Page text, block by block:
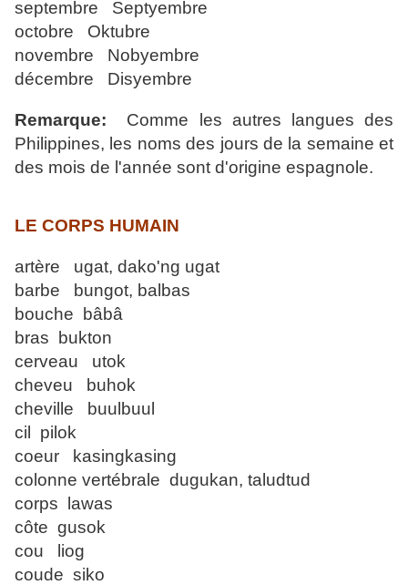
septembre Septyembre
octobre Oktubre
novembre Nobyembre
décembre Disyembre
Remarque:
Comme les autres langues des
Philippines, les noms des jours de la semaine et
des mois de l'année sont d'origine espagnole.
LE CORPS HUMAIN
artère ugat, dako'ng ugat
barbe bungot, balbas
bouche bâbâ
bras bukton
cerveau utok
cheveu buhok
cheville buulbuul
cil pilok
coeur kasingkasing
colonne vertébrale dugukan, taludtud
corps lawas
côte gusok
cou liog
coude siko